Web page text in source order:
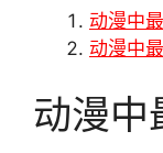
动漫中
动漫中
动漫中